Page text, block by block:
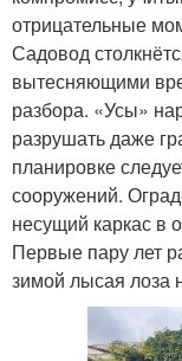
отрицательные
Садовод
вытесняющими
разбора. «Усы»
разрушать даже
планировке
сооружений.
несущий каркас в
Первые пару лет
зимой лысая лоза